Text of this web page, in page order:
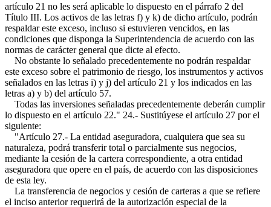
artículo 21 no les será aplicable lo dispuesto en el párrafo 2 del
Título III. Los activos de las letras f) y k) de dicho artículo, podrán
respaldar este exceso, incluso si estuvieren vencidos, en las
condiciones que disponga la Superintendencia de acuerdo con las
normas de carácter general que dicte al efecto.
No obstante lo señalado precedentemente no podrán respaldar
este exceso sobre el patrimonio de riesgo, los instrumentos y activos
señalados en las letras i) y j) del artículo 21 y los indicados en las
letras a) y b) del artículo 57.
Todas las inversiones señaladas precedentemente deberán cumplir
lo dispuesto en el artículo 22." 24.- Sustitúyese el artículo 27 por el
siguiente:
"Artículo 27.- La entidad aseguradora, cualquiera que sea su
naturaleza, podrá transferir total o parcialmente sus negocios,
mediante la cesión de la cartera correspondiente, a otra entidad
aseguradora que opere en el país, de acuerdo con las disposiciones
de esta ley.
La transferencia de negocios y cesión de carteras a que se refiere
el inciso anterior requerirá de la autorización especial de la